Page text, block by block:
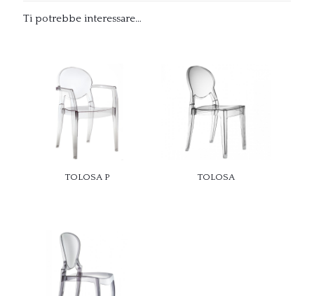
Ti potrebbe interessare…
TOLOSA P TOLOSA